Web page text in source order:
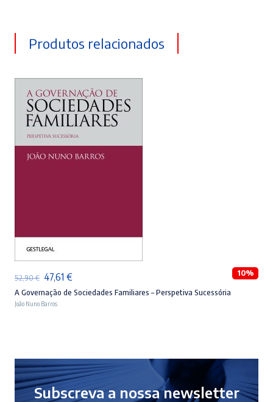
Produtos relacionados
52,90€ O
preço
original
47,61 €O
preço
10%
A Governação de Sociedades Familiares – Perspetiva Sucessória
João Nuno Barros
Subscreva a nossa newsletter